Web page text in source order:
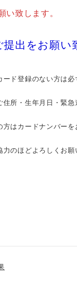
い致します。
出をお願い
ド登録のない方は
所・生年月日・緊
はカードナンバーを
力のほどよろしくお